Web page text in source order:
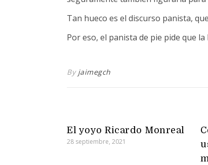
Tan hueco es el discurso panista,
Por eso, el panista de pie pide que
By jaimegch
El yoyo Ricardo Monreal
28 septiembre, 2021